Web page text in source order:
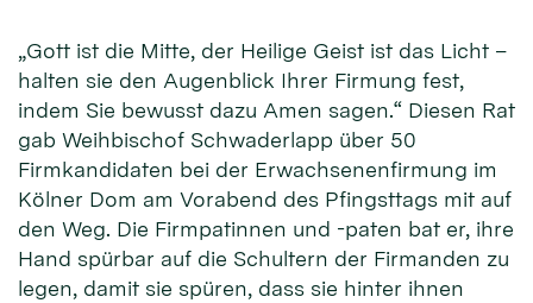
„Gott ist die Mitte, der Heilige Geist ist das Licht –
halten sie den Augenblick Ihrer Firmung fest,
indem Sie bewusst dazu Amen sagen.“ Diesen Rat
gab Weihbischof Schwaderlapp über 50
Firmkandidaten bei der Erwachsenenfirmung im
Kölner Dom am Vorabend des Pfingsttags mit auf
den Weg. Die Firmpatinnen und -paten bat er, ihre
Hand spürbar auf die Schultern der Firmanden zu
legen, damit sie spüren, dass sie hinter ihnen